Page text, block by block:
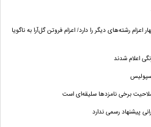
رشته‌های دیگر را دارد/ اعزام فروتن گل‌آرا به ناگویا
اعلام شدند
برخی نامزدها سلیقه‌ای است
پیشنهاد رسمی ندارد